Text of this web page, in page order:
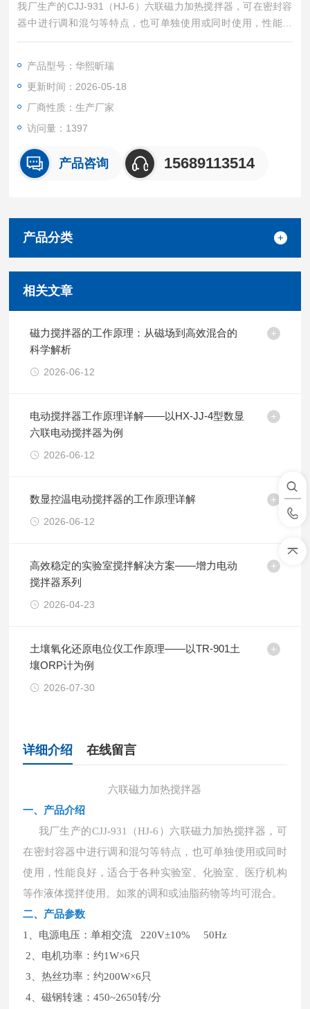
我厂生产的CJJ-931（HJ-6）六联磁力加热搅拌器，可在密封容
器中进行调和混匀等特点，也可单独使用或同时使用，性能良
好，适合于各种实验室、化验室、医疗机构等作液体搅拌使用。
产品型号：华熙昕瑞
更新时间：2026-05-18
厂商性质：生产厂家
访问量：1397
产品咨询 15689113514
产品分类
相关文章
磁力搅拌器的工作原理：从磁场到高效混合的
科学解析
2026-06-12
电动搅拌器工作原理详解——以HX-JJ-4型数显
六联电动搅拌器为例
2026-06-12
数显控温电动搅拌器的工作原理详解
2026-06-12
高效稳定的实验室搅拌解决方案——增力电动
搅拌器系列
2026-04-23
土壤氧化还原电位仪工作原理——以TR-901土
壤ORP计为例
2026-07-30
详细介绍 在线留言
六联磁力加热搅拌器
一、 产品介绍
我厂生产的CJJ-931（HJ-6）六联磁力加热搅拌器，可
在密封容器中进行调和混匀等特点，也可单独使用或同时
使用，性能良好，适合于各种实验室、化验室、医疗机构
等作液体搅拌使用。如浆的调和或油脂药物等均可混合。
二、 产品参数
1、电源电压：单相交流 220V±10% 50Hz
2、电机功率：约1W×6只
3、热丝功率：约200W×6只
4、磁钢转速：450~2650转/分